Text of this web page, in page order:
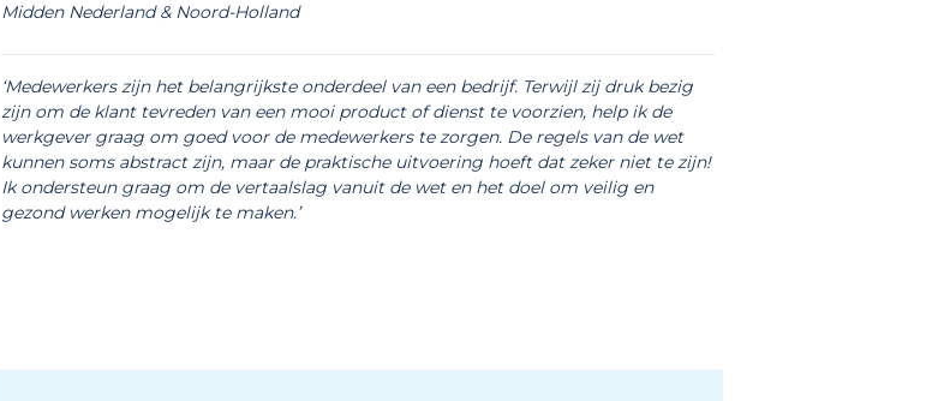
Midden Nederland & Noord-Holland
‘Medewerkers zijn het belangrijkste onderdeel van een bedrijf. Terwijl zij druk bezig
zijn om de klant tevreden van een mooi product of dienst te voorzien, help ik de
werkgever graag om goed voor de medewerkers te zorgen. De regels van de wet
kunnen soms abstract zijn, maar de praktische uitvoering hoeft dat zeker niet te zijn!
Ik ondersteun graag om de vertaalslag vanuit de wet en het doel om veilig en
gezond werken mogelijk te maken.’